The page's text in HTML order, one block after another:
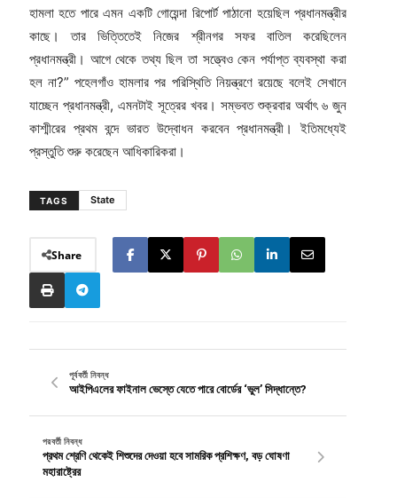
হামলা হতে পারে এমন একটি গোয়েন্দা রিপোর্ট পাঠানো হয়েছিল প্রধানমন্ত্রীর
কাছে। তার ভিত্তিতেই নিজের শ্রীনগর সফর বাতিল করেছিলেন
প্রধানমন্ত্রী। আগে থেকে তথ্য ছিল তা সত্ত্বেও কেন পর্যাপ্ত ব্যবস্থা করা
হল না?” পহেলগাঁও হামলার পর পরিস্থিতি নিয়ন্ত্রণে রয়েছে বলেই সেখানে
যাচ্ছেন প্রধানমন্ত্রী, এমনটাই সূত্রের খবর। সম্ভবত শুক্রবার অর্থাৎ ৬ জুন
কাশ্মীরের প্রথম বন্দে ভারত উদ্বোধন করবেন প্রধানমন্ত্রী। ইতিমধ্যেই
প্রস্তুতি শুরু করেছেন আধিকারিকরা।
TAGS State
Share
পূর্ববর্তী নিবন্ধ
আইপিএলের ফাইনাল ভেস্তে যেতে পারে বোর্ডের ‘ভুল’ সিদ্ধান্তে?
পরবর্তী নিবন্ধ
প্রথম শ্রেণি থেকেই শিশুদের দেওয়া হবে সামরিক প্রশিক্ষণ, বড় ঘোষণা
মহারাষ্ট্রের